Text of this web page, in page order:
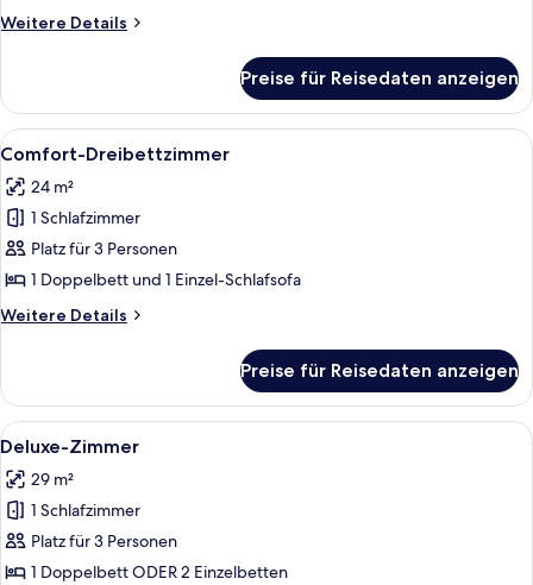
Weitere Details
Weitere
Zimmer
Preise für Reisedaten anzeigen
Alle
Fotos
für
Comfort-
Dreibettzimmer
anzeigen
Ein modernes Hotelzimmer mit
7
Comfort-Dreibettzimmer
24 m²
1 Schlafzimmer
Platz für 3 Personen
1 Doppelbett und 1 Einzel-Schlafsofa
Weitere Details
Weitere
Dreibettzimmer
Preise für Reisedaten anzeigen
Alle
Fotos
für
Deluxe-
Zimmer
anzeigen
Ein modernes Hotelzimmer mit Bett,
5
Deluxe-Zimmer
29 m²
1 Schlafzimmer
Platz für 3 Personen
1 Doppelbett ODER 2 Einzelbetten